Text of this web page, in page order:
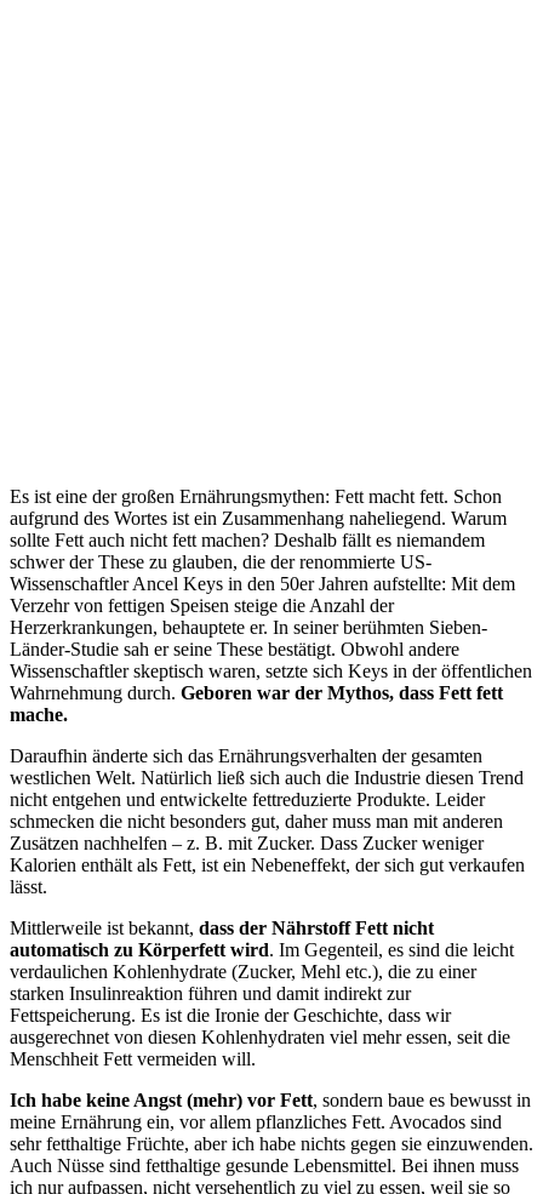
Es ist eine der großen Ernährungsmythen: Fett macht fett. Schon
aufgrund des Wortes ist ein Zusammenhang naheliegend. Warum
sollte Fett auch nicht fett machen? Deshalb fällt es niemandem
schwer der These zu glauben, die der renommierte US-
Wissenschaftler Ancel Keys in den 50er Jahren aufstellte: Mit dem
Verzehr von fettigen Speisen steige die Anzahl der
Herzerkrankungen, behauptete er. In seiner berühmten Sieben-
Länder-Studie sah er seine These bestätigt. Obwohl andere
Wissenschaftler skeptisch waren, setzte sich Keys in der öffentlichen
Wahrnehmung durch. Geboren war der Mythos, dass Fett fett
mache.
Daraufhin änderte sich das Ernährungsverhalten der gesamten
westlichen Welt. Natürlich ließ sich auch die Industrie diesen Trend
nicht entgehen und entwickelte fettreduzierte Produkte. Leider
schmecken die nicht besonders gut, daher muss man mit anderen
Zusätzen nachhelfen – z. B. mit Zucker. Dass Zucker weniger
Kalorien enthält als Fett, ist ein Nebeneffekt, der sich gut verkaufen
lässt.
Mittlerweile ist bekannt, dass der Nährstoff Fett nicht
automatisch zu Körperfett wird. Im Gegenteil, es sind die leicht
verdaulichen Kohlenhydrate (Zucker, Mehl etc.), die zu einer
starken Insulinreaktion führen und damit indirekt zur
Fettspeicherung. Es ist die Ironie der Geschichte, dass wir
ausgerechnet von diesen Kohlenhydraten viel mehr essen, seit die
Menschheit Fett vermeiden will.
Ich habe keine Angst (mehr) vor Fett, sondern baue es bewusst in
meine Ernährung ein, vor allem pflanzliches Fett. Avocados sind
sehr fetthaltige Früchte, aber ich habe nichts gegen sie einzuwenden.
Auch Nüsse sind fetthaltige gesunde Lebensmittel. Bei ihnen muss
ich nur aufpassen, nicht versehentlich zu viel zu essen, weil sie so